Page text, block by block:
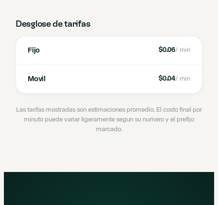
Desglose de tarifas
Fijo $0.06/ min
Movil $0.04/ min
Las tarifas mostradas son estimaciones promedio. El costo final por
minuto puede variar ligeramente segun su numero y el prefijo
marcado.